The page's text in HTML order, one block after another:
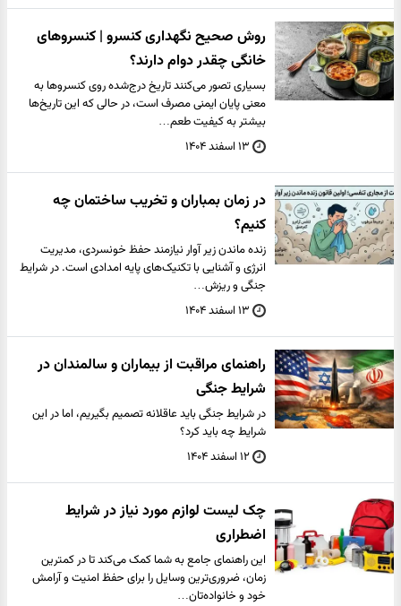
روش صحیح نگهداری کنسرو | کنسروهای
خانگی چقدر دوام دارند؟
بسیاری تصور می‌کنند تاریخ درج‌شده روی کنسروها به
معنی پایان ایمنی مصرف است، در حالی که این تاریخ‌ها
بیشتر به کیفیت طعم…
۱۳ اسفند ۱۴۰۴
در زمان بمباران و تخریب ساختمان چه
کنیم؟
زنده ماندن زیر آوار نیازمند حفظ خونسردی، مدیریت
انرژی و آشنایی با تکنیک‌های پایه امدادی است. در شرایط
جنگی و ریزش…
۱۳ اسفند ۱۴۰۴
راهنمای مراقبت از بیماران و سالمندان در
شرایط جنگی
در شرایط جنگی باید عاقلانه تصمیم بگیریم، اما در این
شرایط چه باید کرد؟
۱۲ اسفند ۱۴۰۴
چک لیست لوازم مورد نیاز در شرایط
اضطراری
این راهنمای جامع به شما کمک می‌کند تا در کمترین
زمان، ضروری‌ترین وسایل را برای حفظ امنیت و آرامش
خود و خانواده‌تان…